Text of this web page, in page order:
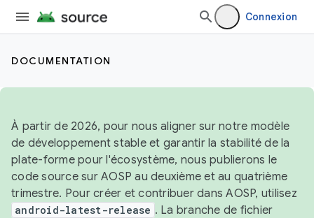
Connexion
DOCUMENTATION
À partir de 2026, pour nous aligner sur notre modèle
de développement stable et garantir la stabilité de la
plate-forme pour l'écosystème, nous publierons le
code source sur AOSP au deuxième et au quatrième
trimestre. Pour créer et contribuer dans AOSP, utilisez
android-latest-release . La branche de fichier